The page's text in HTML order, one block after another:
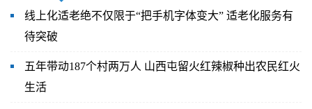
线上化适老绝不仅限于“把手机字体变大” 适老化服务有
待突破
五年带动187个村两万人 山西屯留火红辣椒种出农民红火
生活